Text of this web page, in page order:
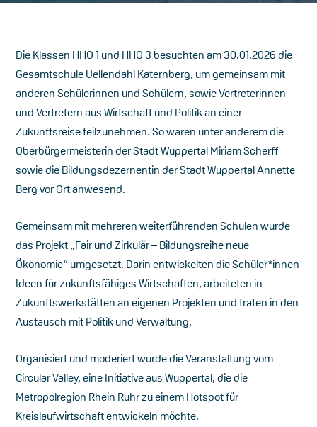
Die Klassen HHO 1 und HHO 3 besuchten am 30.01.2026 die
Gesamtschule Uellendahl Katernberg, um gemeinsam mit
anderen Schülerinnen und Schülern, sowie Vertreterinnen
und Vertretern aus Wirtschaft und Politik an einer
Zukunftsreise teilzunehmen. So waren unter anderem die
Oberbürgermeisterin der Stadt Wuppertal Miriam Scherff
sowie die Bildungsdezernentin der Stadt Wuppertal Annette
Berg vor Ort anwesend.
Gemeinsam mit mehreren weiterführenden Schulen wurde
das Projekt „Fair und Zirkulär – Bildungsreihe neue
Ökonomie“ umgesetzt. Darin entwickelten die Schüler*innen
Ideen für zukunftsfähiges Wirtschaften, arbeiteten in
Zukunftswerkstätten an eigenen Projekten und traten in den
Austausch mit Politik und Verwaltung.
Organisiert und moderiert wurde die Veranstaltung vom
Circular Valley, eine Initiative aus Wuppertal, die die
Metropolregion Rhein Ruhr zu einem Hotspot für
Kreislaufwirtschaft entwickeln möchte.